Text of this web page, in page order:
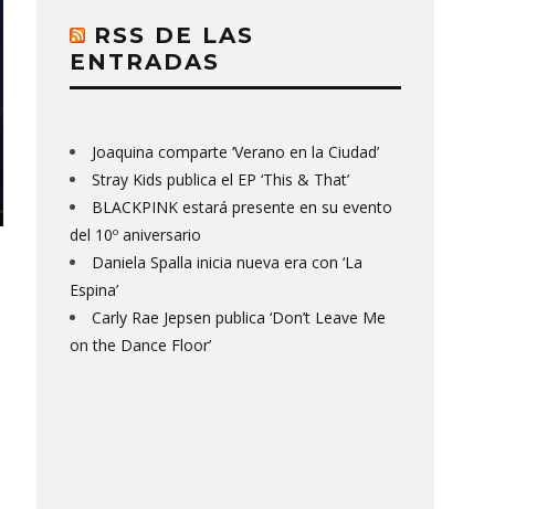
RSS DE LAS
ENTRADAS
Joaquina comparte ‘Verano en la Ciudad’
Stray Kids publica el EP ‘This & That’
BLACKPINK estará presente en su evento
del 10º aniversario
Daniela Spalla inicia nueva era con ‘La
Espina’
Carly Rae Jepsen publica ‘Don’t Leave Me
on the Dance Floor’